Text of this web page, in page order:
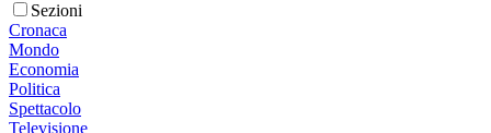
Sezioni
Cronaca
Mondo
Economia
Politica
Spettacolo
Televisione